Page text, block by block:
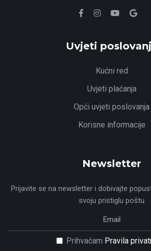
Uvjeti
Kućni red
Uvjeti plaćanja
Opći uvjeti poslovanja
Korisne informacije
Newsletter
Prijavite se na newsletter i dobivajte
svoju pristiglu poštu
Prihvaćam Pravila